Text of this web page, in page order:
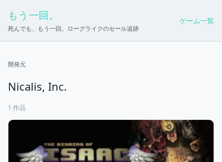
もう一回。
死んでも、もう一回。ローグライクのセール追跡
ゲーム一覧
開発元
Nicalis, Inc.
1 作品